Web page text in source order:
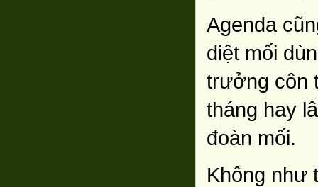
Agenda
diệt mối
trưởng côn
tháng hay
đoàn mối.
Không như